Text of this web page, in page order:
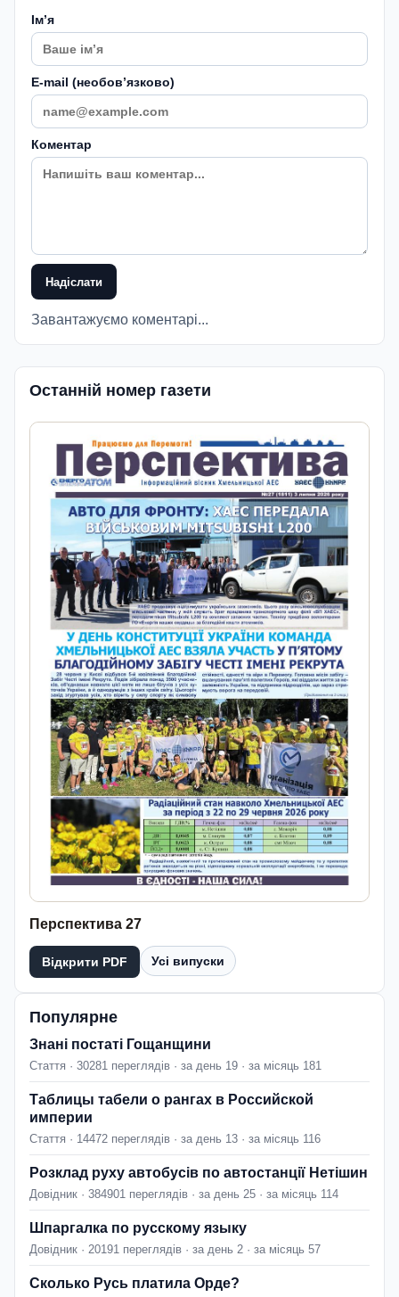
Імʼя
E-mail (необовʼязково)
Коментар
Надіслати
Завантажуємо коментарі...
Останній номер газети
Перспектива 27
Відкрити PDF Усі випуски
Популярне
Знані постаті Гощанщини
Стаття · 30281 переглядів · за день 19 · за місяць 181
Таблицы табели о рангах в Российской
империи
Стаття · 14472 переглядів · за день 13 · за місяць 116
Розклад руху автобусів по автостанції Нетішин
Довідник · 384901 переглядів · за день 25 · за місяць 114
Шпаргалка по русскому языку
Довідник · 20191 переглядів · за день 2 · за місяць 57
Сколько Русь платила Орде?